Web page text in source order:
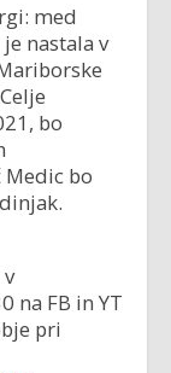
med
nastala v
bo
bo
na FB in YT
pri